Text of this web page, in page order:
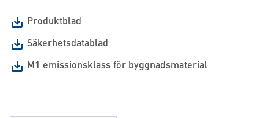
Produktblad
Säkerhetsdatablad
M1 emissionsklass för byggnadsmaterial